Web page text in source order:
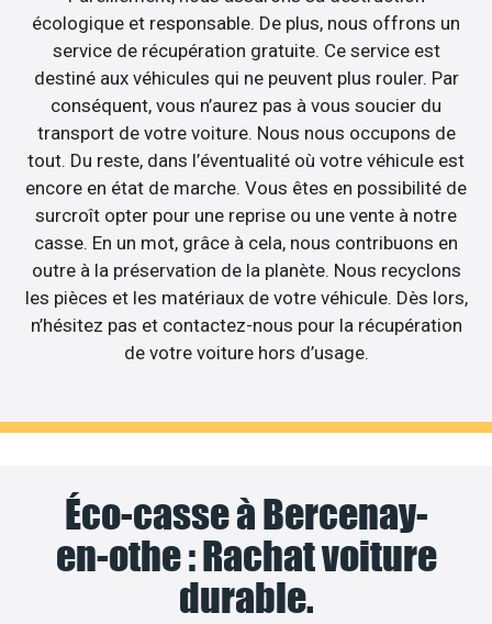
écologique et responsable. De plus, nous offrons un
service de récupération gratuite. Ce service est
destiné aux véhicules qui ne peuvent plus rouler. Par
conséquent, vous n’aurez pas à vous soucier du
transport de votre voiture. Nous nous occupons de
tout. Du reste, dans l’éventualité où votre véhicule est
encore en état de marche. Vous êtes en possibilité de
surcroît opter pour une reprise ou une vente à notre
casse. En un mot, grâce à cela, nous contribuons en
outre à la préservation de la planète. Nous recyclons
les pièces et les matériaux de votre véhicule. Dès lors,
n’hésitez pas et contactez-nous pour la récupération
de votre voiture hors d’usage.
Éco-casse à Bercenay-
en-othe : Rachat voiture
durable.